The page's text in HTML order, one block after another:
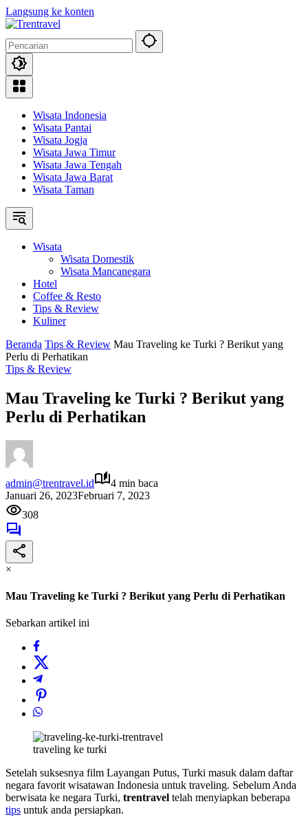
Langsung ke konten
Wisata Indonesia
Wisata Pantai
Wisata Jogja
Wisata Jawa Timur
Wisata Jawa Tengah
Wisata Jawa Barat
Wisata Taman
Wisata
Wisata Domestik
Wisata Mancanegara
Hotel
Coffee & Resto
Tips & Review
Kuliner
Beranda Tips & Review Mau Traveling ke Turki ? Berikut yang
Perlu di Perhatikan
Tips & Review
Mau Traveling ke Turki ? Berikut yang
Perlu di Perhatikan
admin@trentravel.id
4 min baca
Januari 26, 2023Februari 7, 2023
308
×
Mau Traveling ke Turki ? Berikut yang Perlu di Perhatikan
Sebarkan artikel ini
traveling ke turki
Setelah suksesnya film Layangan Putus, Turki masuk dalam daftar
negara favorit wisatawan Indonesia untuk traveling. Sebelum Anda
berwisata ke negara Turki, trentravel telah menyiapkan beberapa
tips untuk anda persiapkan.